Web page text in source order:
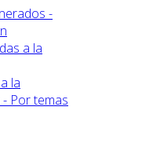
-
a la
la
Por temas